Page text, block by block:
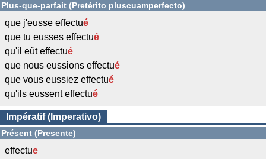
Plus-que-parfait (Pretérito pluscuamperfecto)
que j'eusse effectué
que tu eusses effectué
qu'il eût effectué
que nous eussions effectué
que vous eussiez effectué
qu'ils eussent effectué
Impératif (Imperativo)
Présent (Presente)
effectue